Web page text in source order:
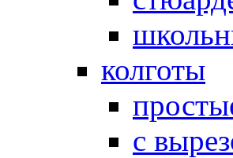
колготы
с